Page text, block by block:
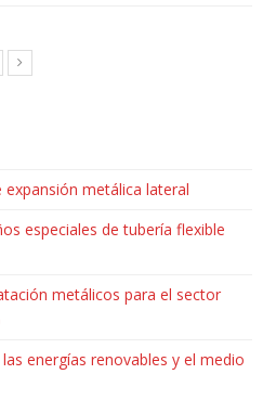
metálica lateral
especiales de tubería flexible
metálicos para el sector
energías renovables y el medio